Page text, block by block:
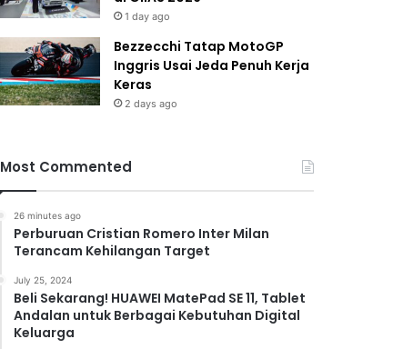
1 day ago
Bezzecchi Tatap MotoGP
Inggris Usai Jeda Penuh Kerja
Keras
2 days ago
Most Commented
26 minutes ago
Perburuan Cristian Romero Inter Milan
Terancam Kehilangan Target
July 25, 2024
Beli Sekarang! HUAWEI MatePad SE 11, Tablet
Andalan untuk Berbagai Kebutuhan Digital
Keluarga